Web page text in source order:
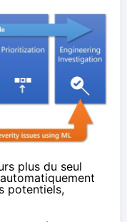
plus du seul
potentiels,